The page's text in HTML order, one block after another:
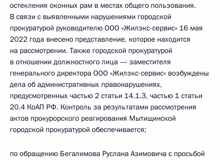
остекления оконных рам в местах общего пользования.
В связи с выявленными нарушениями городской
прокуратурой руководителю ООО «Жилэкс-сервис» 16 мая
2022 года внесено представление, которое находится
на рассмотрении. Также городской прокуратурой
в отношении должностного лица — заместителя
генерального директора ООО «Жилэкс-сервис» возбуждены
дела об административных правонарушениях,
предусмотренных частью 2 статьи 14.1.3, частью 1 статьи
20.4 КоАП РФ. Контроль за результатами рассмотрения
актов прокурорского реагирования Мытищинской
городской прокуратурой обеспечивается;
по обращению Бегалимова Руслана Азимовича с просьбой